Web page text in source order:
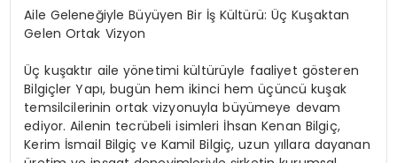
Aile Geleneğiyle Büyüyen Bir İş Kültürü: Üç Kuşaktan
Gelen Ortak Vizyon
Üç kuşaktır aile yönetimi kültürüyle faaliyet gösteren
Bilgiçler Yapı, bugün hem ikinci hem üçüncü kuşak
temsilcilerinin ortak vizyonuyla büyümeye devam
ediyor. Ailenin tecrübeli isimleri İhsan Kenan Bilgiç,
Kerim İsmail Bilgiç ve Kamil Bilgiç, uzun yıllara dayanan